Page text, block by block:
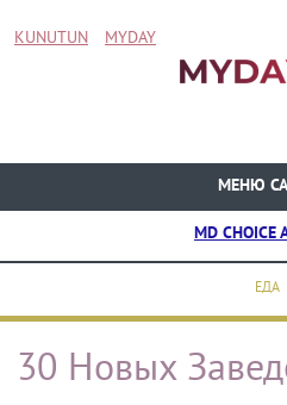
KUNUTUN MYDAY
МЕНЮ
MD CHOICE
ЕДА
30 Новых